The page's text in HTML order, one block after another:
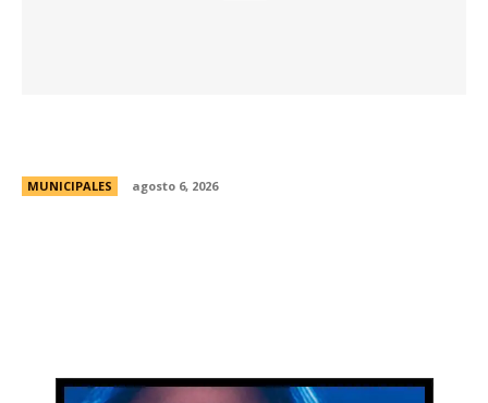
MUNICIPALES agosto 6, 2026